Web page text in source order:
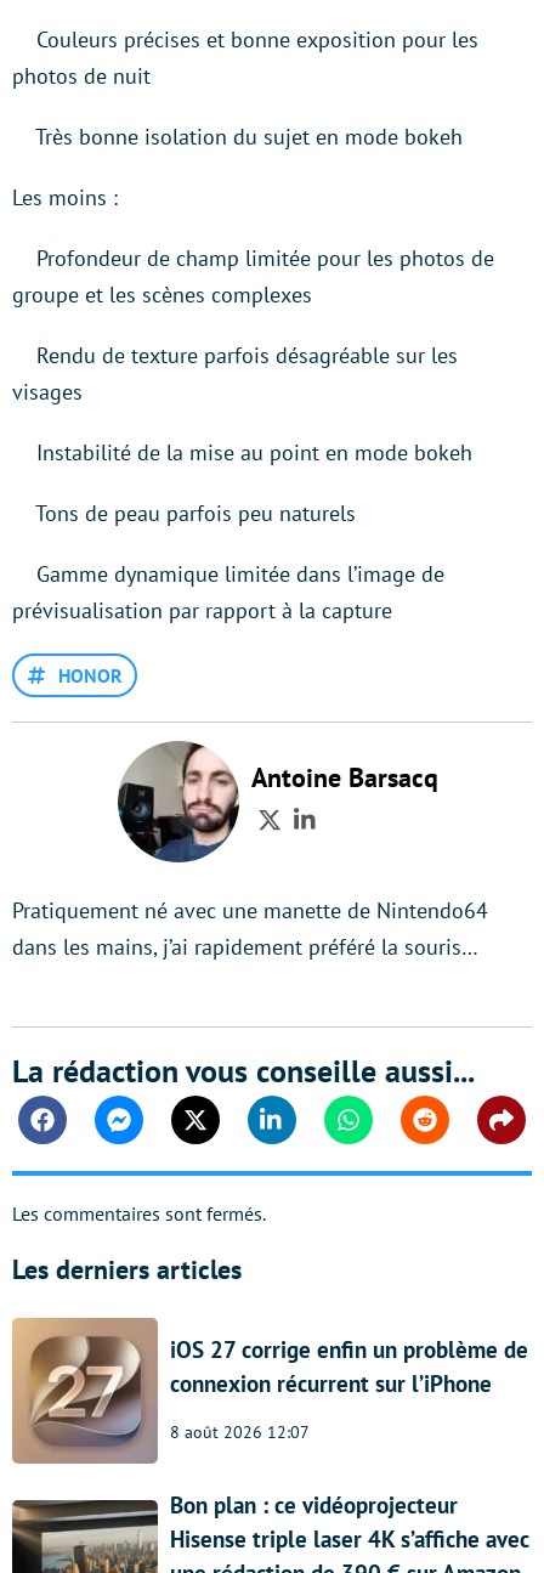
Couleurs précises et bonne exposition pour les
photos de nuit
Très bonne isolation du sujet en mode bokeh
Les moins :
Profondeur de champ limitée pour les photos de
groupe et les scènes complexes
Rendu de texture parfois désagréable sur les
visages
Instabilité de la mise au point en mode bokeh
Tons de peau parfois peu naturels
Gamme dynamique limitée dans l’image de
prévisualisation par rapport à la capture
HONOR
Antoine Barsacq
TwitterLinkedIn
Pratiquement né avec une manette de Nintendo64
dans les mains, j’ai rapidement préféré la souris…
La rédaction vous conseille aussi...
FacebookMessengerTwitter Linkedin WhatsappReddit
Les commentaires sont fermés.
Les derniers articles
iOS 27 corrige enfin un problème de
connexion récurrent sur l’iPhone
8 août 2026 12:07
Bon plan : ce vidéoprojecteur
Hisense triple laser 4K s’affiche avec